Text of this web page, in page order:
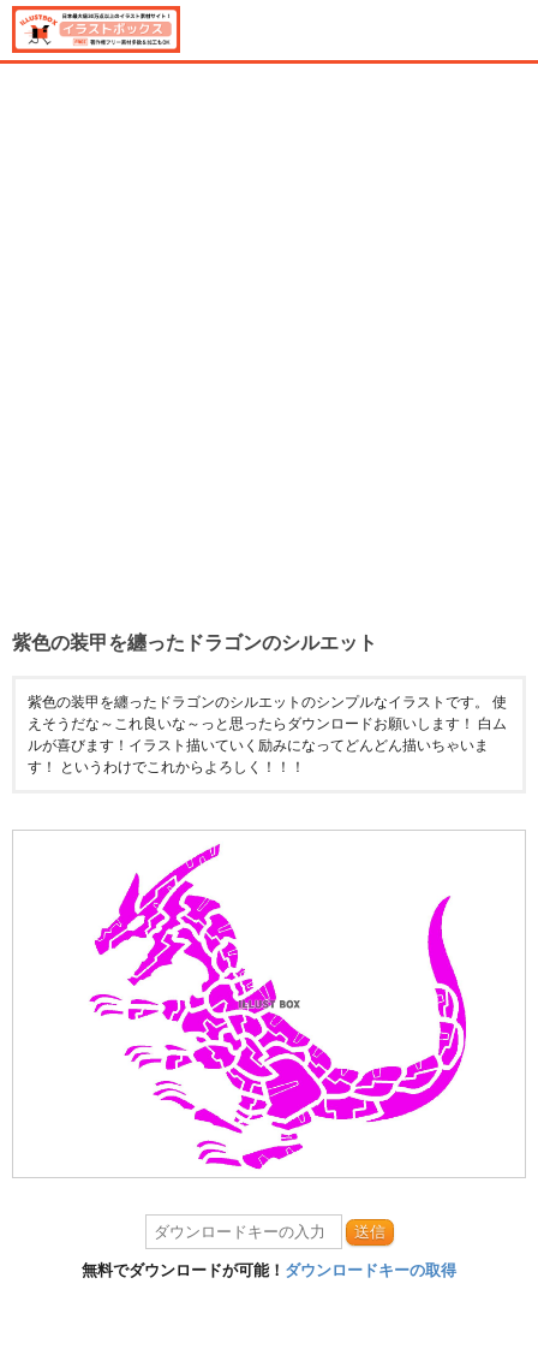
紫色の装甲を纏ったドラゴンのシルエット
紫色の装甲を纏ったドラゴンのシルエットのシンプルなイラストです。 使
えそうだな～これ良いな～っと思ったらダウンロードお願いします！ 白ム
ルが喜びます！イラスト描いていく励みになってどんどん描いちゃいま
す！ というわけでこれからよろしく！！！
送信
無料でダウンロードが可能！ ダウンロードキーの取得